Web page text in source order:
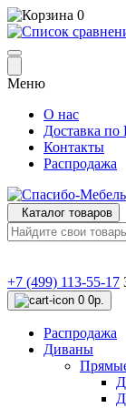
0
Меню
О нас
Доставка
Контакты
Распродажа
Каталог товаров
+7 (499) 113-55-17
0 0р.
Распродажа
Диваны